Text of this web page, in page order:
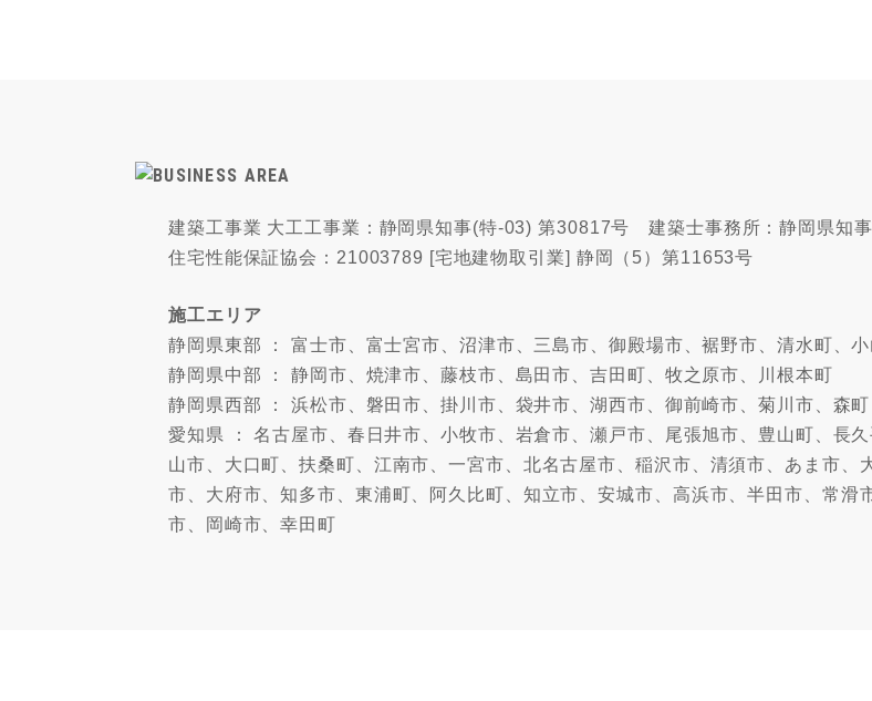
建築工事業 大工工事業：静岡県知事(特-03) 第30817号 建築士事務所：静岡県知
住宅性能保証協会：21003789 [宅地建物取引業] 静岡（5）第11653号
施工エリア
静岡県東部 ： 富士市、富士宮市、沼津市、三島市、御殿場市、裾野市、清水町、
静岡県中部 ： 静岡市、焼津市、藤枝市、島田市、吉田町、牧之原市、川根本町
静岡県西部 ： 浜松市、磐田市、掛川市、袋井市、湖西市、御前崎市、菊川市、森町
愛知県 ： 名古屋市、春日井市、小牧市、岩倉市、瀬戸市、尾張旭市、豊山町、長
山市、大口町、扶桑町、江南市、一宮市、北名古屋市、稲沢市、清須市、あま市
市、大府市、知多市、東浦町、阿久比町、知立市、安城市、高浜市、半田市、常滑
市、岡崎市、幸田町